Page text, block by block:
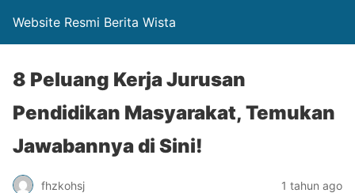
Website Resmi Berita Wista
8 Peluang Kerja Jurusan
Pendidikan Masyarakat, Temukan
Jawabannya di Sini!
fhzkohsj 1 tahun ago